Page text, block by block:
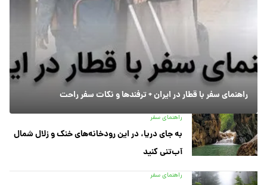
راهنمای سفر با قطار در ایران + ترفندها و نکات سفر راحت
راهنمای سفر
به جای دریا، در این رودخانه‌های خنک و زلال شمال
آب‌تنی کنید
راهنمای سفر